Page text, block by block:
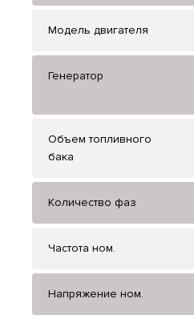
Модель двигателя
Генератор
Объем топливного
бака
Количество фаз
Частота ном.
Напряжение ном.